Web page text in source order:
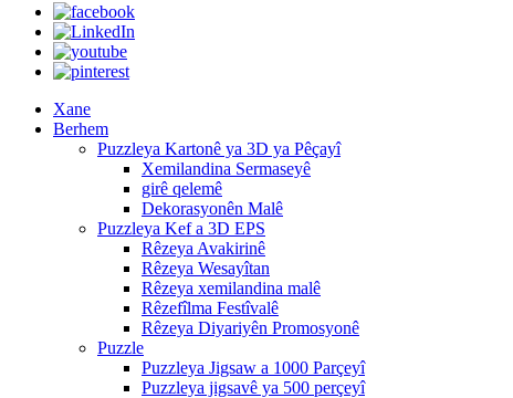
Xane
Berhem
Puzzleya Kartonê ya 3D ya Pêçayî
Xemilandina Sermaseyê
girê qelemê
Dekorasyonên Malê
Puzzleya Kef a 3D EPS
Rêzeya Avakirinê
Rêzeya Wesayîtan
Rêzeya xemilandina malê
Rêzefîlma Festîvalê
Rêzeya Diyariyên Promosyonê
Puzzle
Puzzleya Jigsaw a 1000 Parçeyî
Puzzleya jigsavê ya 500 perçeyî